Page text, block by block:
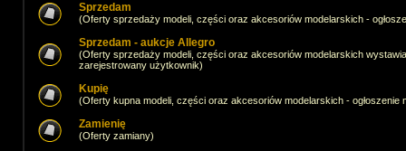
Sprzedam
(Oferty sprzedaży modeli, części oraz akcesoriów modelarskich -
Sprzedam - aukcje Allegro
(Oferty sprzedaży modeli, części oraz akcesoriów modelarskich
zarejestrowany użytkownik)
Kupię
(Oferty kupna modeli, części oraz akcesoriów modelarskich -
Zamienię
(Oferty zamiany)